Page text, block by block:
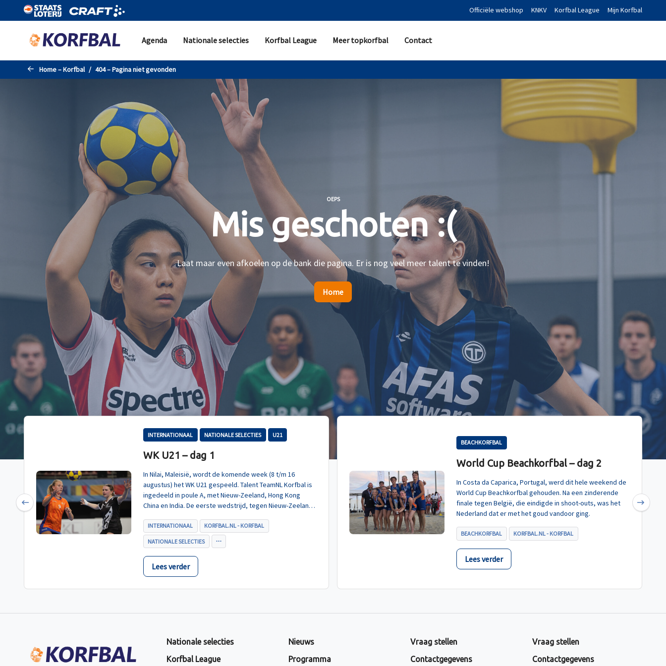
Naar de hoofdinhoud gaan Officiële webshop KNKV Korfbal League Mijn Korfbal
Agenda Nationale selecties Korfbal League Meer topkorfbal Contact
Home – Korfbal 404 – Pagina niet gevonden
OEPS
Mis geschoten :(
Laat maar even afkoelen op de bank die pagina. Er is nog veel meer talent te vinden!
Home
INTERNATIONAAL NATIONALE SELECTIES U21
WK U21 – dag 1
In Nilai, Maleisië, wordt de komende week (8 t/m 16
augustus) het WK U21 gespeeld. Talent TeamNL Korfbal is
ingedeeld in poule A, met Nieuw-Zeeland, Hong Kong
China en India. De eerste wedstrijd, tegen Nieuw-Zeeland
INTERNATIONAAL KORFBAL.NL - KORFBAL
NATIONALE SELECTIES
Lees verder
BEACHKORFBAL
World Cup Beachkorfbal – dag 2
In Costa da Caparica, Portugal, werd dit hele weekend de
World Cup Beachkorfbal gehouden. Na een zinderende
finale tegen België, die eindigde in shoot-outs, was het
Nederland dat er met het goud vandoor ging.
BEACHKORFBAL KORFBAL.NL - KORFBAL
Lees verder
Previous Next
Nationale selecties
Korfbal League
Nieuws
Programma
Vraag stellen
Contactgegevens
Vraag stellen
Contactgegevens